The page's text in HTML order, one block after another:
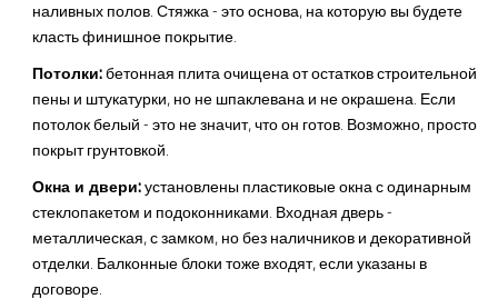
наливных полов. Стяжка - это основа, на которую вы будете
класть финишное покрытие.
Потолки:бетонная плита очищена от остатков строительной
пены и штукатурки, но не шпаклевана и не окрашена. Если
потолок белый - это не значит, что он готов. Возможно, просто
покрыт грунтовкой.
Окна и двери:установлены пластиковые окна с одинарным
стеклопакетом и подоконниками. Входная дверь -
металлическая, с замком, но без наличников и декоративной
отделки. Балконные блоки тоже входят, если указаны в
договоре.